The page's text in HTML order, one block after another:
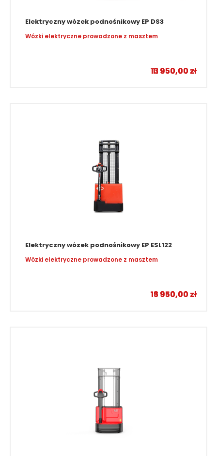
Elektryczny wózek podnośnikowy EP DS3
Wózki elektryczne prowadzone z masztem
11 950,00 zł
13 950,00 zł
Elektryczny wózek podnośnikowy EP ESL122
Wózki elektryczne prowadzone z masztem
13 950,00 zł
15 950,00 zł